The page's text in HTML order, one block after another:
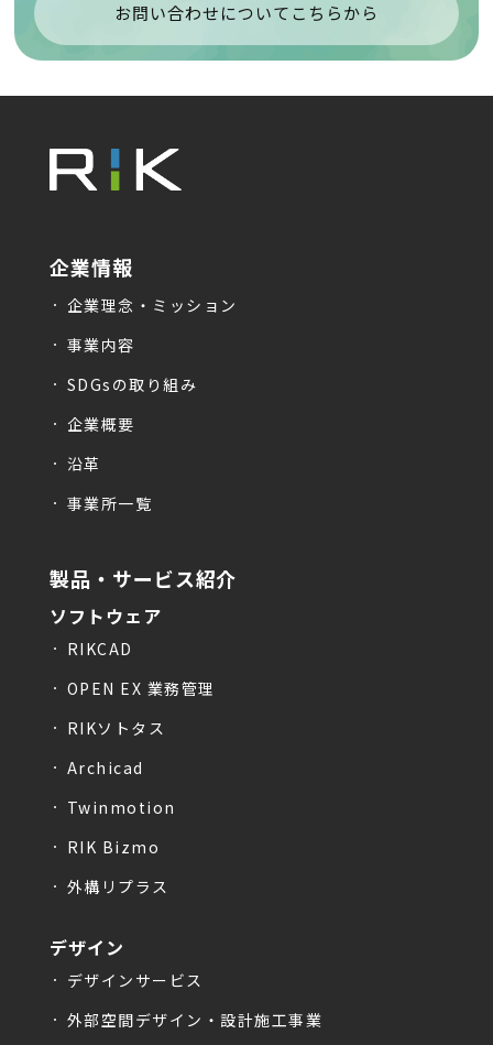
お問い合わせについてこちらから
企業情報
企業理念・ミッション
事業内容
SDGsの取り組み
企業概要
沿革
事業所一覧
製品・サービス紹介
ソフトウェア
RIKCAD
OPEN EX 業務管理
RIKソトタス
Archicad
Twinmotion
RIK Bizmo
外構リプラス
デザイン
デザインサービス
外部空間デザイン・設計施工事業